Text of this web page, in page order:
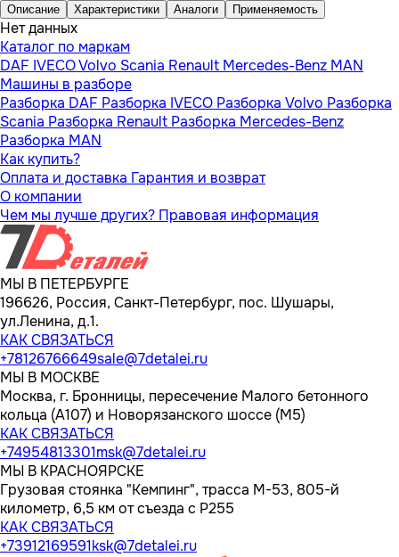
Описание Характеристики Аналоги Применяемость
Нет данных
Каталог по маркам
DAF IVECOVolvo Scania Renault Mercedes-Benz MAN
Машины в разборе
Разборка DAF Разборка IVECO Разборка Volvo Разборка
Scania Разборка Renault Разборка Mercedes-Benz
Разборка MAN
Как купить?
Оплата и доставка Гарантия и возврат
О компании
Чем мы лучше других? Правовая информация
МЫ В ПЕТЕРБУРГЕ
196626, Россия, Санкт-Петербург, пос. Шушары,
ул.Ленина, д.1.
КАК СВЯЗАТЬСЯ
+78126766649sale@7detalei.ru
МЫ В МОСКВЕ
Москва, г. Бронницы, пересечение Малого бетонного
кольца (А107) и Новорязанского шоссе (М5)
КАК СВЯЗАТЬСЯ
+74954813301msk@7detalei.ru
МЫ В КРАСНОЯРСКЕ
Грузовая стоянка "Кемпинг", трасса M-53, 805-й
километр, 6,5 км от съезда с Р255
КАК СВЯЗАТЬСЯ
+73912169591ksk@7detalei.ru